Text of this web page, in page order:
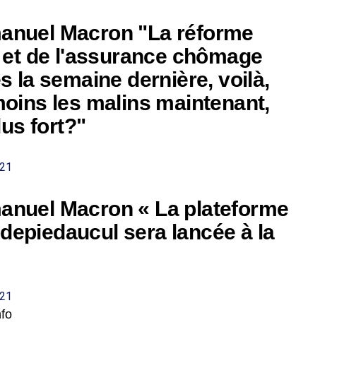
Macron "La réforme
de l'assurance chômage
la semaine dernière, voilà,
les malins maintenant,
fort?"
Macron « La plateforme
sera lancée à la